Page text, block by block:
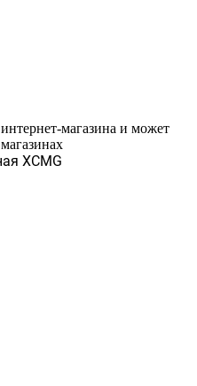
магазина и может
XCMG